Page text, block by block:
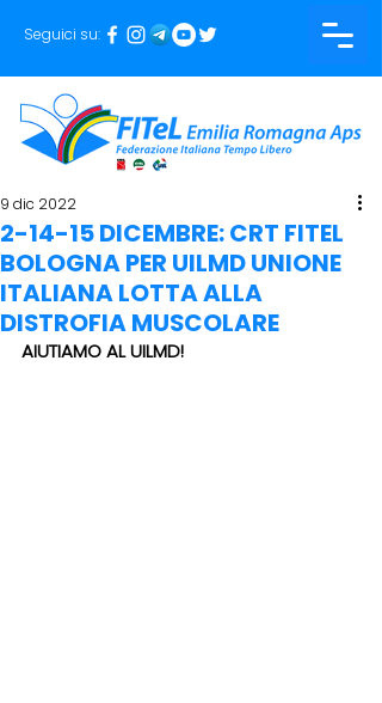
Seguici su:
2-14-15 DICEMBRE: CRT FITEL
BOLOGNA PER UILMD UNIONE
ITALIANA LOTTA ALLA
DISTROFIA MUSCOLARE
9 dic 2022
AIUTIAMO AL UILMD!